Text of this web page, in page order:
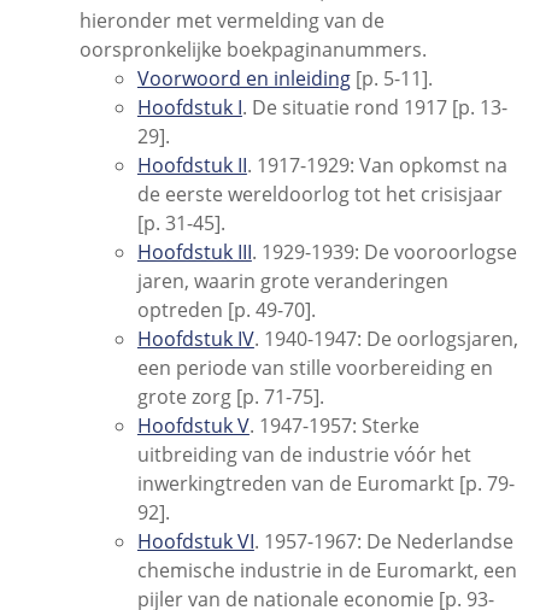
hieronder met vermelding van de
oorspronkelijke boekpaginanummers.
Voorwoord en inleiding[p. 5-11].
Hoofdstuk I. De situatie rond 1917 [p. 13-
29].
Hoofdstuk II. 1917-1929: Van opkomst na
de eerste wereldoorlog tot het crisisjaar
[p. 31-45].
Hoofdstuk III. 1929-1939: De vooroorlogse
jaren, waarin grote veranderingen
optreden [p. 49-70].
Hoofdstuk IV. 1940-1947: De oorlogsjaren,
een periode van stille voorbereiding en
grote zorg [p. 71-75].
Hoofdstuk V. 1947-1957: Sterke
uitbreiding van de industrie vóór het
inwerkingtreden van de Euromarkt [p. 79-
92].
Hoofdstuk VI. 1957-1967: De Nederlandse
chemische industrie in de Euromarkt, een
pijler van de nationale economie [p. 93-